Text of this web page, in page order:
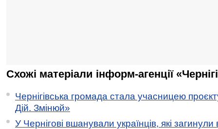
Схожі матеріали інформ-агенції
Чернігівська громада стала учасницею
Дій. Змінюй»
У Чернігові вшанували українців, які загинули